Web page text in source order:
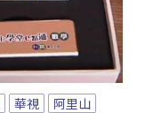
華視 阿里山